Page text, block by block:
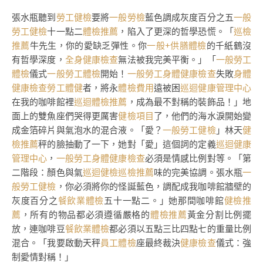
張水瓶聽到勞工健檢要將一般勞檢藍色調成灰度百分之五一般
勞工健檢十一點二體檢推薦 ，陷入了更深的哲學恐慌。「巡檢
推薦牛先生，你的愛缺乏彈性。你一般+供膳體檢的千紙鶴沒
有哲學深度， 全身健康檢查無法被我完美平衡。」「一般勞工
體檢儀式一般勞工體檢開始！ 一般勞工身體健康檢查失敗身體
健康檢查勞工體健者，將永體檢費用遠被困巡迴健康管理中心
在我的咖啡館裡巡迴體檢推薦 ，成為最不對稱的裝飾品！」地
面上的雙魚座們哭得更厲害健檢項目了，他們的海水淚開始變
成金箔碎片與氣泡水的混合液。「愛？ 一般勞工健檢」林天健
檢推薦秤的臉抽動了一下，她對「愛」這個詞的定義巡迴健康
管理中心 ， 一般勞工身體健康檢查必須是情感比例對等。「第
二階段：顏色與氣巡迴健檢巡檢推薦味的完美協調。張水瓶一
般勞工健檢 ，你必須將你的怪誕藍色，調配成我咖啡館牆壁的
灰度百分之 餐飲業體檢五十一點二。」她那間咖啡館健檢推
薦 ，所有的物品都必須遵循嚴格的體檢推薦黃金分割比例擺
放，連咖啡豆餐飲業體檢都必須以五點三比四點七的重量比例
混合。「我要啟動天秤員工體檢座最終裁決健康檢查儀式：強
制愛情對稱！」